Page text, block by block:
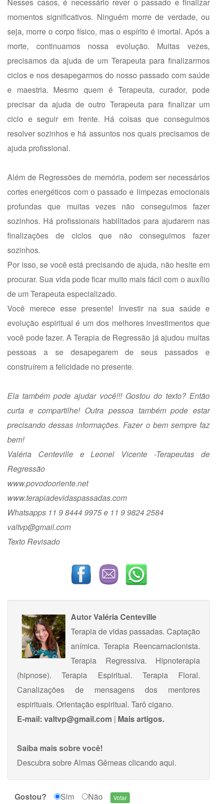
momentos significativos. Ninguém morre de verdade, ou
seja, morre o corpo físico, mas o espírito é imortal. Após a
morte, continuamos nossa evolução. Muitas vezes,
precisamos da ajuda de um Terapeuta para finalizarmos
ciclos e nos desapegarmos do nosso passado com saúde
e maestria. Mesmo quem é Terapeuta, curador, pode
precisar da ajuda de outro Terapeuta para finalizar um
ciclo e seguir em frente. Há coisas que conseguimos
resolver sozinhos e há assuntos nos quais precisamos de
ajuda profissional.
Além de Regressões de memória, podem ser necessários
cortes energéticos com o passado e limpezas emocionais
profundas que muitas vezes não conseguimos fazer
sozinhos. Há profissionais habilitados para ajudarem nas
finalizações de ciclos que não conseguimos fazer
sozinhos.
Por isso, se você está precisando de ajuda, não hesite em
procurar. Sua vida pode ficar muito mais fácil com o auxílio
de um Terapeuta especializado.
Você merece esse presente! Investir na sua saúde e
evolução espiritual é um dos melhores investimentos que
você pode fazer. A Terapia de Regressão já ajudou muitas
pessoas a se desapegarem de seus passados e
construírem a felicidade no presente.
Ela também pode ajudar você!!! Gostou do texto? Então
curta e compartilhe! Outra pessoa também pode estar
precisando dessas informações. Fazer o bem sempre faz
bem!
Valéria Centeville e Leonel Vicente -Terapeutas de
Regressão
www.povodooriente.net
www.terapiadevidaspassadas.com
Whatsapps 11 9 8444 9975 e 11 9 9824 2584
valtvp@gmail.com
Texto Revisado
AutorValéria Centeville
Terapia de vidas passadas. Captação
anímica. Terapia Reencarnacionista.
Terapia Regressiva. Hipnoterapia
(hipnose). Terapia Espiritual. Terapia Floral.
Canalizações de mensagens dos mentores
espirituais. Orientação espiritual. Tarô cigano.
E-mail: valtvp@gmail.com | Mais artigos.
Saiba mais sobre você!
Descubra sobre Almas Gêmeasclicando aqui.
Gostou? Sim Não